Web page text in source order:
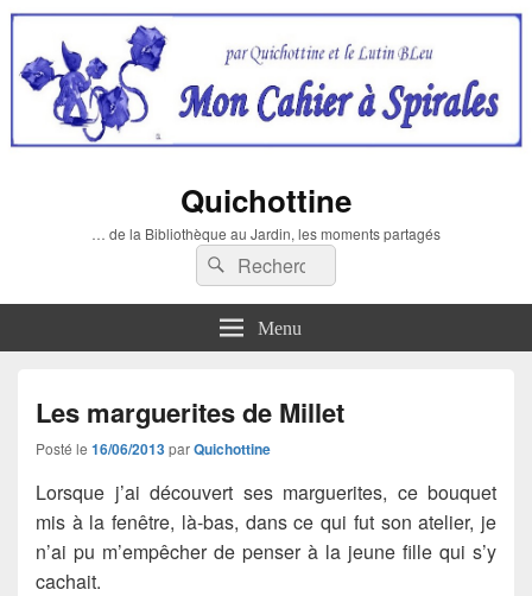
Quichottine
… de la Bibliothèque au Jardin, les moments partagés
Recherche :
Rechercher
Menu
Les marguerites de Millet
Posté le 16/06/2013parQuichottine
Lorsque j’ai découvert ses marguerites, ce bouquet
mis à la fenêtre, là-bas, dans ce qui fut son atelier, je
n’ai pu m’empêcher de penser à la jeune fille qui s’y
cachait.